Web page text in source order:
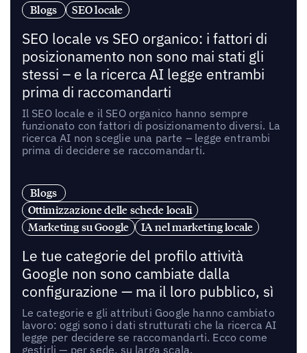
Blogs SEO locale
SEO locale vs SEO organico: i fattori di
posizionamento non sono mai stati gli
stessi – e la ricerca AI legge entrambi
prima di raccomandarti
Il SEO locale e il SEO organico hanno sempre
funzionato con fattori di posizionamento diversi. La
ricerca AI non sceglie una parte – legge entrambi
prima di decidere se raccomandarti.
Blogs
Ottimizzazione delle schede locali
Marketing su Google
IA nel marketing locale
Le tue categorie del profilo attività
Google non sono cambiate dalla
configurazione — ma il loro pubblico, sì
Le categorie e gli attributi Google hanno cambiato
lavoro: oggi sono i dati strutturati che la ricerca AI
legge per decidere se raccomandarti. Ecco come
gestirli — per sede, su larga scala.